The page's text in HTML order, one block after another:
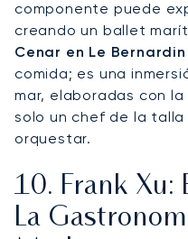
componente puede
creando un ballet
Cenar en Le Bernardin
comida; es una
mar, elaboradas con
solo un chef de la
orquestar.
10. Frank Xu:
La